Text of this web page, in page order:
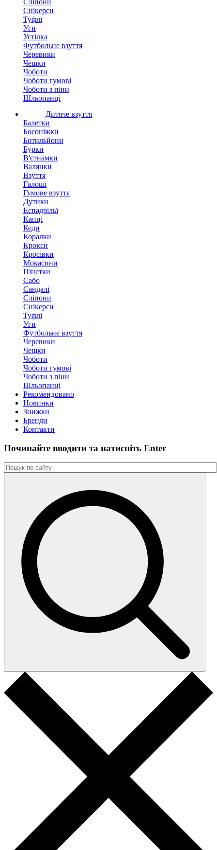
Сліпони
Снікерси
Туфлі
Уги
Устілка
Футбольне взуття
Черевики
Чешки
Чоботи
Чоботи гумові
Чоботи з піни
Шльопанці
Дитяче взуття
Балетки
Босоніжки
Ботильйони
Бурки
В'єтнамки
Валянки
Взуття
Галоші
Гумове взуття
Дутики
Еспадрільї
Капці
Кеди
Коралки
Крокси
Кросівки
Мокасини
Пінетки
Сабо
Сандалі
Сліпони
Снікерси
Туфлі
Уги
Футбольне взуття
Черевики
Чешки
Чоботи
Чоботи гумові
Чоботи з піни
Шльопанці
Рекомендовано
Новинки
Знижки
Бренди
Контакти
Починайте вводити та натиснiть Enter